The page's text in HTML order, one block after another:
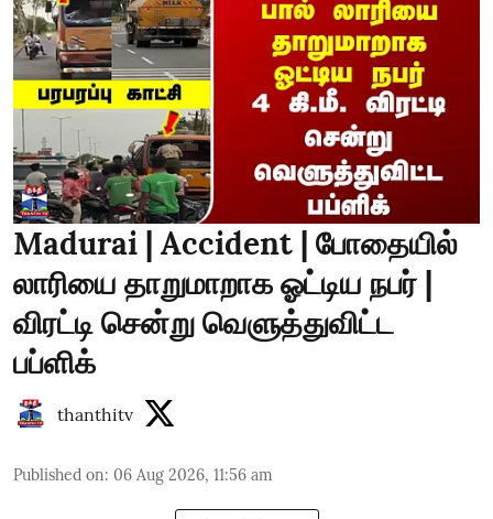
Madurai | Accident | போதையில்
லாரியை தாறுமாறாக ஓட்டிய நபர் |
விரட்டி சென்று வெளுத்துவிட்ட
பப்ளிக்
thanthitv
Published on: 06 Aug 2026, 11:56 am